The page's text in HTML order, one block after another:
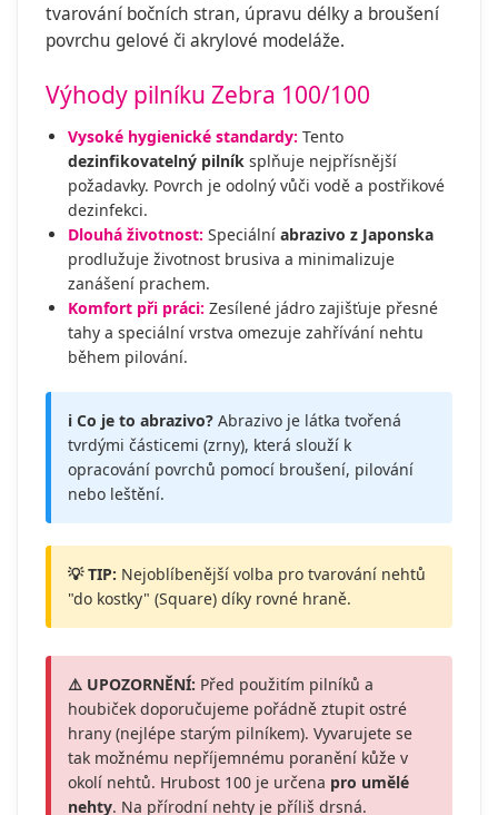
tvarování bočních stran, úpravu délky a broušení
povrchu gelové či akrylové modeláže.
Výhody pilníku Zebra 100/100
Vysoké hygienické standardy: Tento
dezinfikovatelný pilník splňuje nejpřísnější
požadavky. Povrch je odolný vůči vodě a postřikové
dezinfekci.
Dlouhá životnost: Speciální abrazivo z Japonska
prodlužuje životnost brusiva a minimalizuje
zanášení prachem.
Komfort při práci: Zesílené jádro zajišťuje přesné
tahy a speciální vrstva omezuje zahřívání nehtu
během pilování.
ℹ️ Co je to abrazivo? Abrazivo je látka tvořená
tvrdými částicemi (zrny), která slouží k
opracování povrchů pomocí broušení, pilování
nebo leštění.
💡 TIP: Nejoblíbenější volba pro tvarování nehtů
"do kostky" (Square) díky rovné hraně.
⚠️ UPOZORNĚNÍ: Před použitím pilníků a
houbiček doporučujeme pořádně ztupit ostré
hrany (nejlépe starým pilníkem). Vyvarujete se
tak možnému nepříjemnému poranění kůže v
okolí nehtů. Hrubost 100 je určena pro umělé
nehty. Na přírodní nehty je příliš drsná.